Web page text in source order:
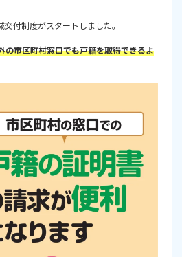
付制度がスタートしました。
の市区町村窓口でも戸籍を取得できるよ